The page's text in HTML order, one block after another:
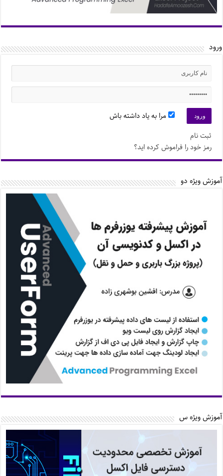
ورود
مرا به یاد داشته باش
ثبت نام
رمز خود را فراموش کرده اید؟
آموزش ویژه دو
آموزش ویژه س